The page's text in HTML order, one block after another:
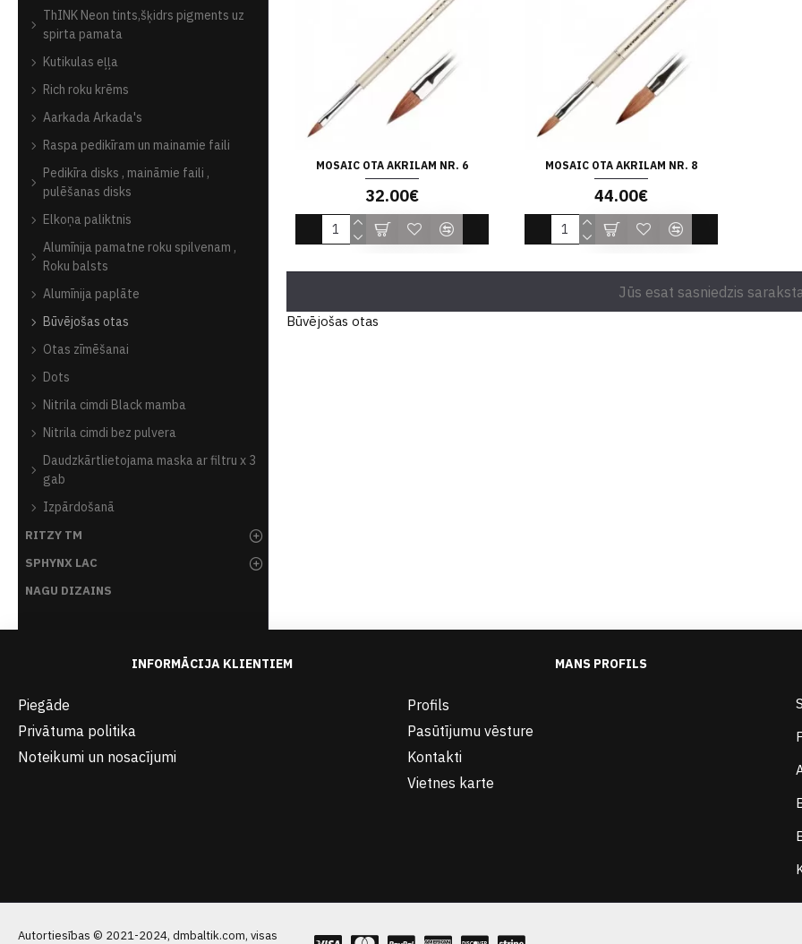
ThINK Neon tints,šķidrs pigments uz
spirta pamata
Kutikulas eļļa
Rich roku krēms
Aarkada Arkada's
Raspa pedikīram un mainamie faili
Pedikīra disks , maināmie faili ,
pulēšanas disks
Elkoņa paliktnis
Alumīnija pamatne roku spilvenam ,
Roku balsts
Alumīnija paplāte
Būvējošas otas
Otas zīmēšanai
Dots
Nitrila cimdi Black mamba
Nitrila cimdi bez pulvera
Daudzkārtlietojama maska ar filtru x 3
gab
Izpārdošanā
RITZY TM
SPHYNX LAC
NAGU DIZAINS
Būvējošas otas
MOSAIC OTA AKRILAM NR. 6
32.00€
MOSAIC OTA AKRILAM NR. 8
44.00€
Jūs esat sasniedzis
INFORMĀCIJA KLIENTIEM
Piegāde
Privātuma politika
Noteikumi un nosacījumi
MANS PROFILS
Profils
Pasūtījumu vēsture
Kontakti
Vietnes karte
Autortiesības © 2021-2024, dmbaltik.com, visas